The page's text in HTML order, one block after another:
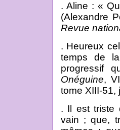
. Aline : «
(Alexandre
Revue
. Heureux
temps de
progressif
Onéguine,
tome XIII-51,
. Il est triste
vain ; que,